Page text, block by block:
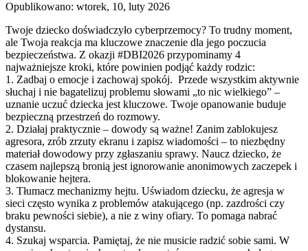
Opublikowano: wtorek, 10, luty 2026
Twoje dziecko doświadczyło cyberprzemocy? To trudny moment,
ale Twoja reakcja ma kluczowe znaczenie dla jego poczucia
bezpieczeństwa. Z okazji #DBI2026 przypominamy 4
najważniejsze kroki, które powinien podjąć każdy rodzic:
1. Zadbaj o emocje i zachowaj spokój. Przede wszystkim aktywnie
słuchaj i nie bagatelizuj problemu słowami „to nic wielkiego” –
uznanie uczuć dziecka jest kluczowe. Twoje opanowanie buduje
bezpieczną przestrzeń do rozmowy.
2. Działaj praktycznie – dowody są ważne! Zanim zablokujesz
agresora, zrób zrzuty ekranu i zapisz wiadomości – to niezbędny
materiał dowodowy przy zgłaszaniu sprawy. Naucz dziecko, że
czasem najlepszą bronią jest ignorowanie anonimowych zaczepek i
blokowanie hejtera.
3. Tłumacz mechanizmy hejtu. Uświadom dziecku, że agresja w
sieci często wynika z problemów atakującego (np. zazdrości czy
braku pewności siebie), a nie z winy ofiary. To pomaga nabrać
dystansu.
4. Szukaj wsparcia. Pamiętaj, że nie musicie radzić sobie sami. W